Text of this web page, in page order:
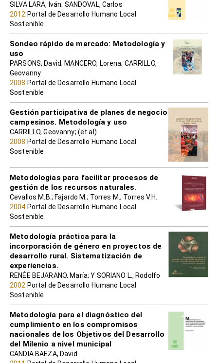
SILVA LARA, Iván; SANDOVAL, Carlos
2012 Portal de Desarrollo Humano Local
Sostenible
Sondeo rápido de mercado: Metodología y
uso
PARSONS, David; MANCERO, Lorena; CARRILLO,
Geovanny
2008 Portal de Desarrollo Humano Local
Sostenible
Gestión participativa de planes de negocio
campesinos. Metodología y uso
CARRILLO, Geovanny; (et al)
2008 Portal de Desarrollo Humano Local
Sostenible
Metodologías para facilitar procesos de
gestión de los recursos naturales.
Cevallos M.B.; Fajardo M.; Torres M.; Torres V.H.
2004 Portal de Desarrollo Humano Local
Sostenible
Metodología práctica para la
incorporación de género en proyectos de
desarrollo rural. Sistematización de
experiencias.
RENÉE BEJARANO, María; Y SORIANO L., Rodolfo
2002 Portal de Desarrollo Humano Local
Sostenible
Metodología para el diagnóstico del
cumplimiento en los compromisos
nacionales de los Objetivos del Desarrollo
del Milenio a nivel municipal
CANDIA BAEZA, David